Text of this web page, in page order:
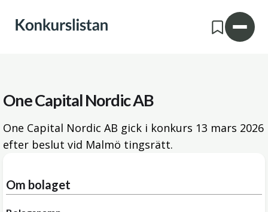
One Capital Nordic AB
One Capital Nordic AB gick i konkurs 13 mars 2026
efter beslut vid Malmö tingsrätt.
Om bolaget